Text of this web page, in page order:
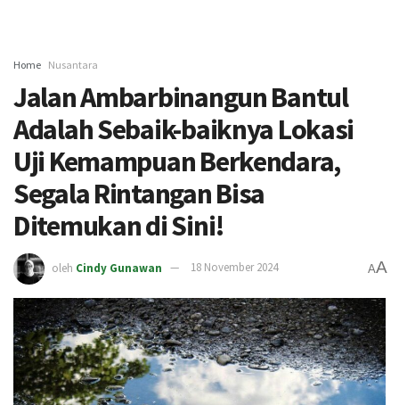
Home Nusantara
Jalan Ambarbinangun Bantul
Adalah Sebaik-baiknya Lokasi
Uji Kemampuan Berkendara,
Segala Rintangan Bisa
Ditemukan di Sini!
oleh Cindy Gunawan 18 November 2024 AA